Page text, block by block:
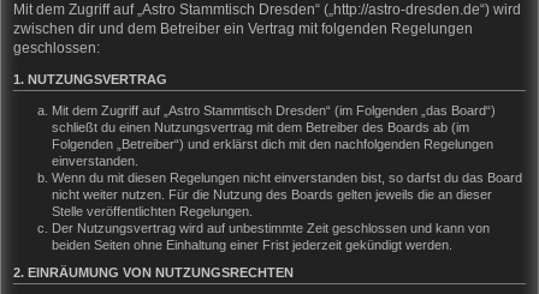
Mit dem Zugriff auf „Astro Stammtisch Dresden“ („http://astro-dresden.de“) wird
zwischen dir und dem Betreiber ein Vertrag mit folgenden Regelungen
geschlossen:
1. NUTZUNGSVERTRAG
Mit dem Zugriff auf „Astro Stammtisch Dresden“ (im Folgenden „das Board“)
schließt du einen Nutzungsvertrag mit dem Betreiber des Boards ab (im
Folgenden „Betreiber“) und erklärst dich mit den nachfolgenden Regelungen
einverstanden.
Wenn du mit diesen Regelungen nicht einverstanden bist, so darfst du das Board
nicht weiter nutzen. Für die Nutzung des Boards gelten jeweils die an dieser
Stelle veröffentlichten Regelungen.
Der Nutzungsvertrag wird auf unbestimmte Zeit geschlossen und kann von
beiden Seiten ohne Einhaltung einer Frist jederzeit gekündigt werden.
2. EINRÄUMUNG VON NUTZUNGSRECHTEN